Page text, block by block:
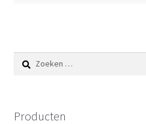
Zoeken
naar:
Producten